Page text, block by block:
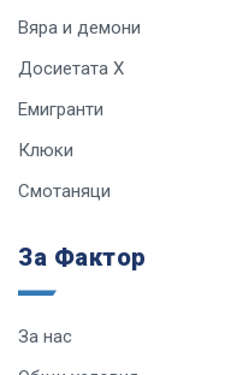
Вяра и демони
Досиетата Х
Емигранти
Клюки
Смотаняци
За Фактор
За нас